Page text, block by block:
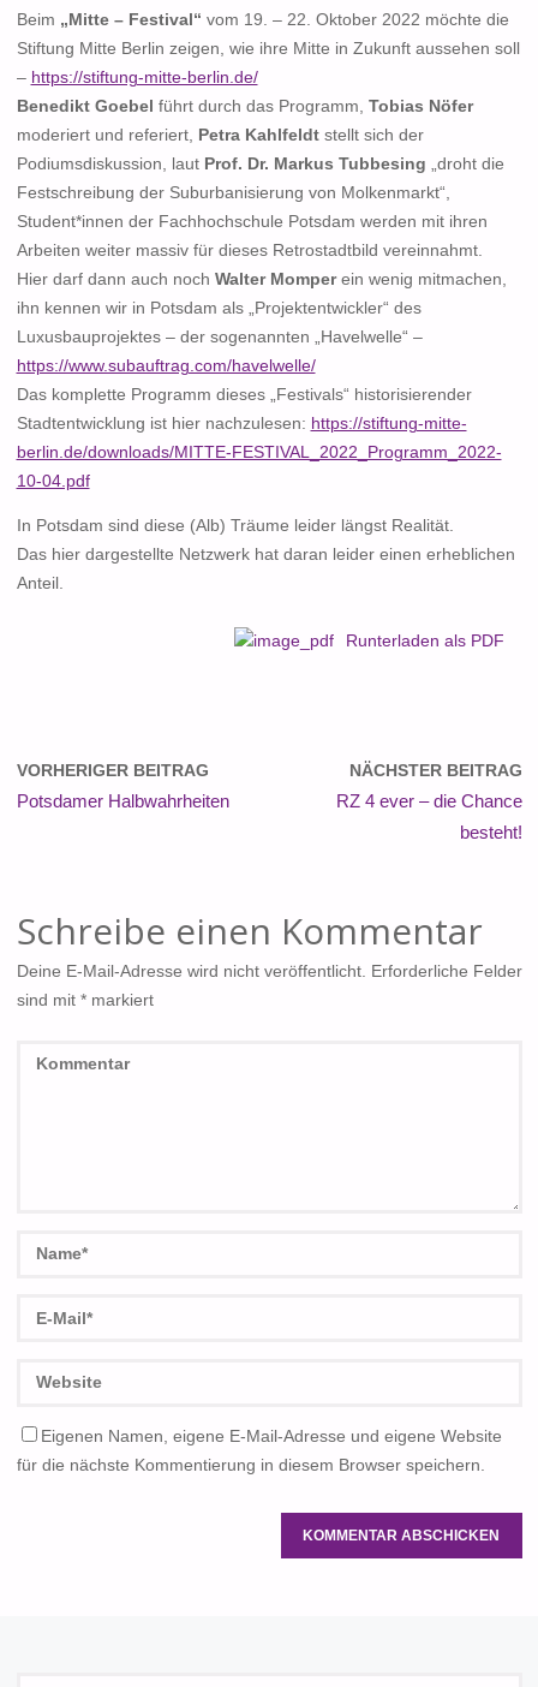
Beim „Mitte – Festival“ vom 19. – 22. Oktober 2022 möchte die
Stiftung Mitte Berlin zeigen, wie ihre Mitte in Zukunft aussehen soll
– https://stiftung-mitte-berlin.de/
Benedikt Goebel führt durch das Programm, Tobias Nöfer
moderiert und referiert,
Petra Kahlfeldtstellt sich der
Podiumsdiskussion, laut Prof. Dr. Markus Tubbesing „droht die
Festschreibung der Suburbanisierung von Molkenmarkt“,
Student*innen der Fachhochschule Potsdam werden mit ihren
Arbeiten weiter massiv für dieses Retrostadtbild vereinnahmt.
Hier darf dann auch noch Walter Momperein wenig mitmachen,
ihn kennen wir in Potsdam als „Projektentwickler“ des
Luxusbauprojektes – der sogenannten „Havelwelle“ –
https://www.subauftrag.com/havelwelle/
Das komplette Programm dieses „Festivals“ historisierender
Stadtentwicklung ist hier nachzulesen: https://stiftung-mitte-
berlin.de/downloads/MITTE-FESTIVAL_2022_Programm_2022-
10-04.pdf
In Potsdam sind diese (Alb) Träume leider längst Realität.
Das hier dargestellte Netzwerk hat daran leider einen erheblichen
Anteil.
Runterladen als PDF
VORHERIGER BEITRAG
Potsdamer Halbwahrheiten
NÄCHSTER BEITRAG
RZ 4 ever – die Chance
besteht!
Schreibe einen Kommentar
Deine E-Mail-Adresse wird nicht veröffentlicht. Erforderliche Felder
sind mit *markiert
Eigenen Namen, eigene E-Mail-Adresse und eigene Website
für die nächste Kommentierung in diesem Browser speichern.